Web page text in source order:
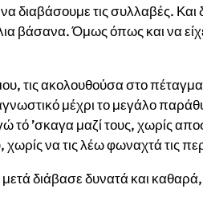
διαβάσουμε τις συλλαβές. Και
βάσανα. Όμως όπως και να
τις ακολουθούσα στο
μέχρι το μεγάλο
τό ’σκαγα μαζί τους, χωρίς
να τις λέω φωναχτά τις
διάβασε δυνατά και